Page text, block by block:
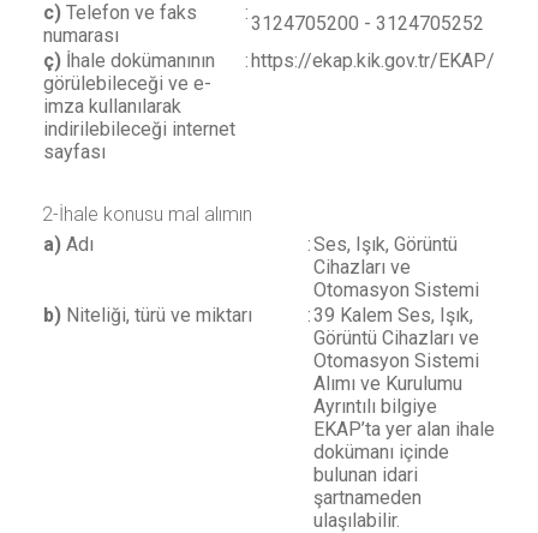
c) Telefon ve faks
numarası
:3124705200 - 3124705252
ç) İhale dokümanının
görülebileceği ve e-
imza kullanılarak
indirilebileceği internet
sayfası
:https://ekap.kik.gov.tr/EKAP/
2-İhale konusu mal alımın
a) Adı :Ses, Işık, Görüntü
Cihazları ve
Otomasyon Sistemi
b) Niteliği, türü ve miktarı :39 Kalem Ses, Işık,
Görüntü Cihazları ve
Otomasyon Sistemi
Alımı ve Kurulumu
Ayrıntılı bilgiye
EKAP’ta yer alan ihale
dokümanı içinde
bulunan idari
şartnameden
ulaşılabilir.